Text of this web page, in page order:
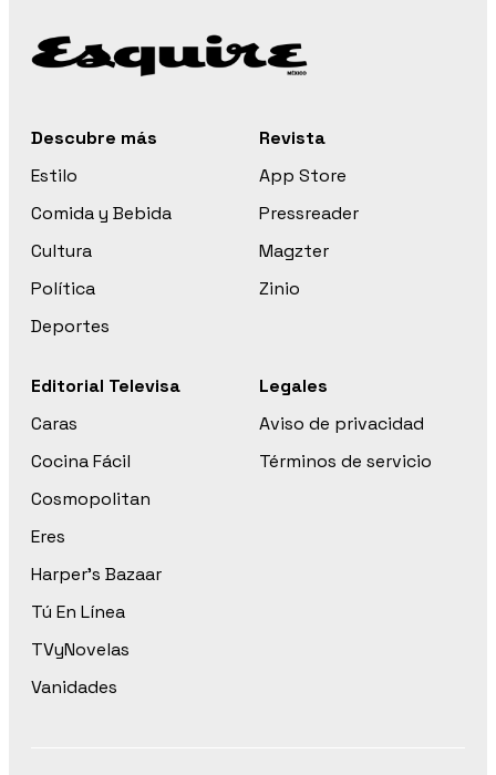
Descubre más
Estilo
Comida y Bebida
Cultura
Política
Deportes
Revista
App Store
Pressreader
Magzter
Zinio
Editorial Televisa
Caras
Cocina Fácil
Cosmopolitan
Eres
Harper’s Bazaar
Tú En Línea
TVyNovelas
Vanidades
Legales
Aviso de privacidad
Términos de servicio